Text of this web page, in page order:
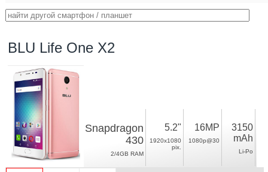
BLU Life One X2
Snapdragon
430
2/4GB RAM
5.2"
1920x1080
pix.
16MP
1080p@30
3150
mAh
Li-Po